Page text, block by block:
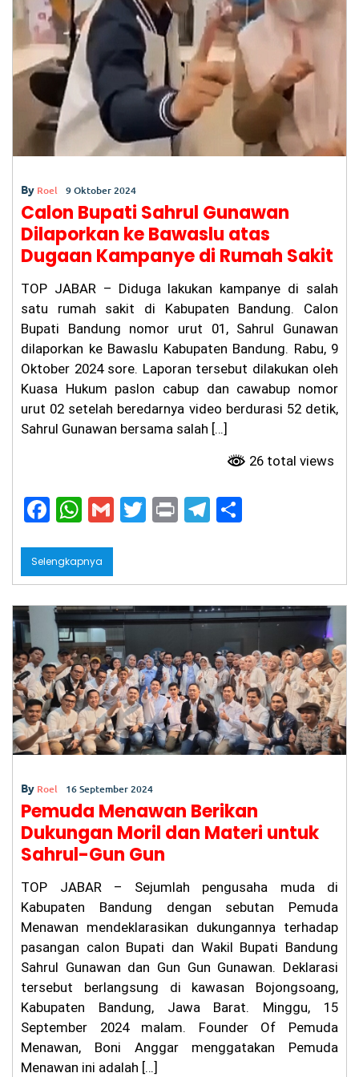
By Roel 9 Oktober 2024
Calon Bupati Sahrul Gunawan
Dilaporkan ke Bawaslu atas
Dugaan Kampanye di Rumah Sakit
TOP JABAR – Diduga lakukan kampanye di salah
satu rumah sakit di Kabupaten Bandung. Calon
Bupati Bandung nomor urut 01, Sahrul Gunawan
dilaporkan ke Bawaslu Kabupaten Bandung. Rabu, 9
Oktober 2024 sore. Laporan tersebut dilakukan oleh
Kuasa Hukum paslon cabup dan cawabup nomor
urut 02 setelah beredarnya video berdurasi 52 detik,
Sahrul Gunawan bersama salah […]
26 total views
F
c
e
b
o
o
k
W
a
ts
A
p
p
G
l
T
er
Pr T
gr
a
m
e
Selengkapnya
By Roel 16 September 2024
Pemuda Menawan Berikan
Dukungan Moril dan Materi untuk
Sahrul-Gun Gun
TOP JABAR – Sejumlah pengusaha muda di
Kabupaten Bandung dengan sebutan Pemuda
Menawan mendeklarasikan dukungannya terhadap
pasangan calon Bupati dan Wakil Bupati Bandung
Sahrul Gunawan dan Gun Gun Gunawan. Deklarasi
tersebut berlangsung di kawasan Bojongsoang,
Kabupaten Bandung, Jawa Barat. Minggu, 15
September 2024 malam. Founder Of Pemuda
Menawan, Boni Anggar menggatakan Pemuda
Menawan ini adalah […]